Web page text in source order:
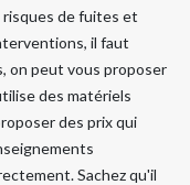
de fuites et
il faut
on peut vous proposer
des matériels
des prix qui
Sachez qu'il